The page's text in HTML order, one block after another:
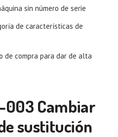
sin número de serie
de características de
de compra para dar de alta
003 Cambiar
sustitución